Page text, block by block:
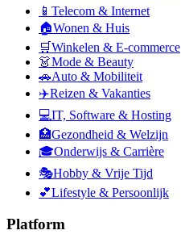
📱 Telecom & Internet
🏠Wonen & Huis
🛒Winkelen & E-commerce
👗Mode & Beauty
🚗Auto & Mobiliteit
✈️Reizen & Vakanties
💻IT, Software & Hosting
🏥Gezondheid & Welzijn
🎓Onderwijs & Carrière
🎭Hobby & Vrije Tijd
💕Lifestyle & Persoonlijk
Platform